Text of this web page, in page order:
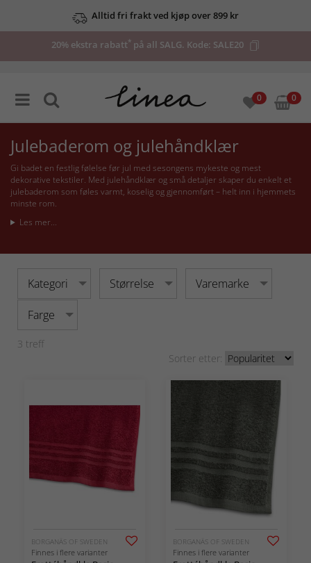
Alltid fri frakt ved kjøp over 899 kr
20% ekstra rabatt* på all SALG. Kode: SALE20
0 0
Julebaderom og julehåndklær
Gi badet en festlig følelse før jul med sesongens mykeste og mest
dekorative tekstiler. Med julehåndklær og små detaljer skaper du enkelt et
julebaderom som føles varmt, koselig og gjennomført – helt inn i hjemmets
minste rom.
Les mer...
Kategori Størrelse Varemarke
Farge
3 treff
Sorter etter:
BORGANÄS OF SWEDEN
Finnes i flere varianter
BORGANÄS OF SWEDEN
Finnes i flere varianter